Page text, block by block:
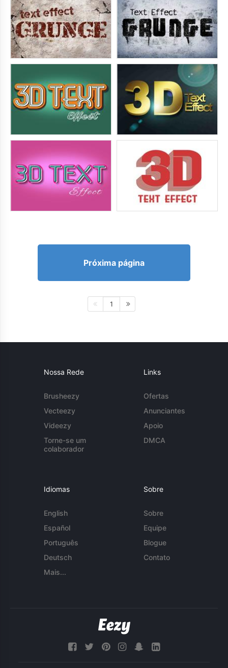
Próxima página
1
Nossa Rede
Brusheezy
Vecteezy
Videezy
Torne-se um
colaborador
Links
Ofertas
Anunciantes
Apoio
DMCA
Idiomas
English
Español
Português
Deutsch
Mais...
Sobre
Sobre
Equipe
Blogue
Contato